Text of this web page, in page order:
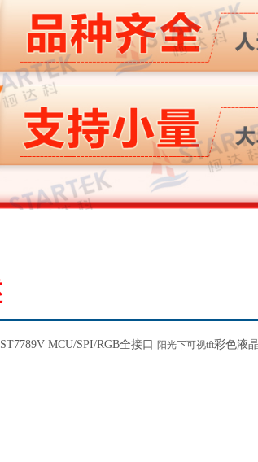
ST7789V MCU/SPI/RGB全接口 阳光下可视tft彩色液晶